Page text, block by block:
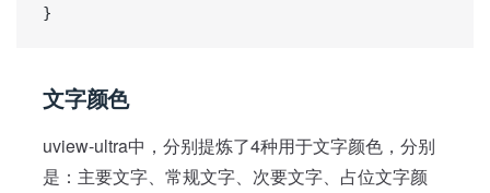
}
文字颜色
uview-ultra中，分别提炼了4种用于文字颜色，分别
是：主要文字、常规文字、次要文字、占位文字颜